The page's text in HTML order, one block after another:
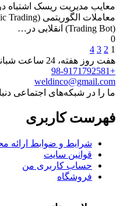
معایب مدیریت ریسک اشتباه
(Trading Bot) انقلابی در…
0
1
2
3
4
هفت روز هفته، 24 ساعت شبانه‌روز، در خدمت شما هستیم.
+98-9171792581
weldinco@gmail.com
ما را در شبکه‌های اجتماعی
فهرست کاربری
شرایط و ضوابط ارائه
قوانین سایت
حساب کاربری من
فروشگاه